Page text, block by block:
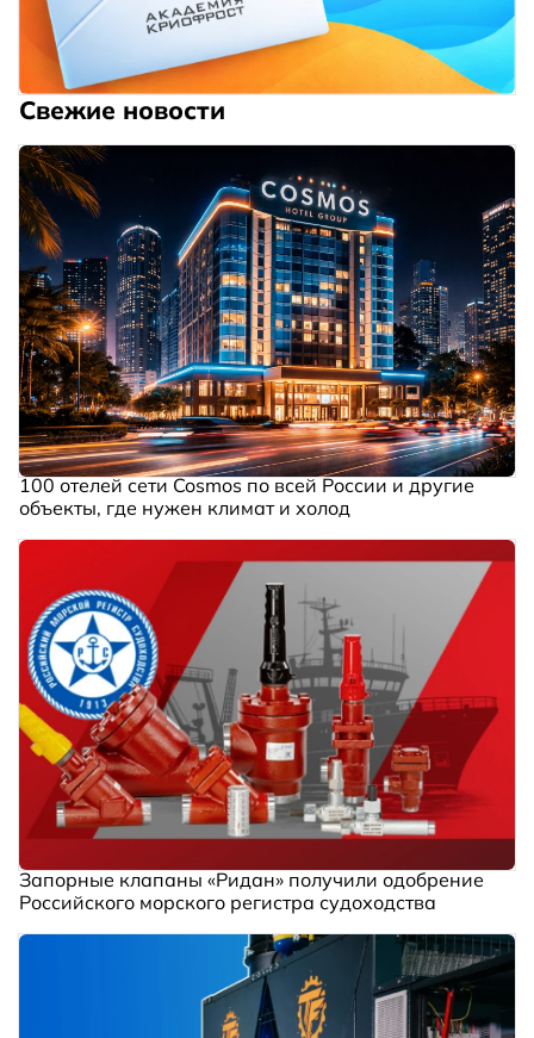
Свежие новости
100 отелей сети Cosmos по всей России и другие
объекты, где нужен климат и холод
Запорные клапаны «Ридан» получили одобрение
Российского морского регистра судоходства